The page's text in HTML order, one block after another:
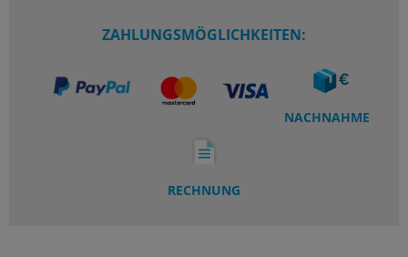
ZAHLUNGSMÖGLICHKEITEN:
NACHNAHME
RECHNUNG